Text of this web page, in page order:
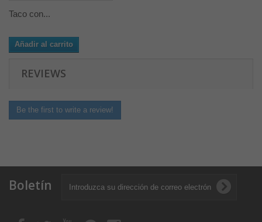
Taco con...
Añadir al carrito
REVIEWS
Be the first to write a review!
Boletín